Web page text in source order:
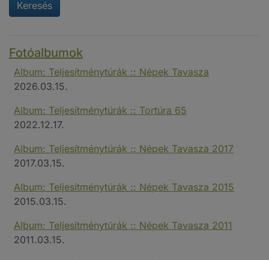
Keresés
Fotóalbumok
Album: Teljesítménytúrák :: Népek Tavasza
2026.03.15.
Album: Teljesítménytúrák :: Tortúra 65
2022.12.17.
Album: Teljesítménytúrák :: Népek Tavasza 2017
2017.03.15.
Album: Teljesítménytúrák :: Népek Tavasza 2015
2015.03.15.
Album: Teljesítménytúrák :: Népek Tavasza 2011
2011.03.15.